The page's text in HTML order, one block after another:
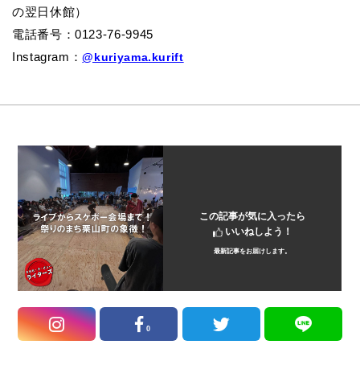
の翌日休館）
電話番号：0123-76-9945
Instagram ：@kuriyama.kurift
この記事が気に入ったら
いいねしよう！
最新記事をお届けします。
0